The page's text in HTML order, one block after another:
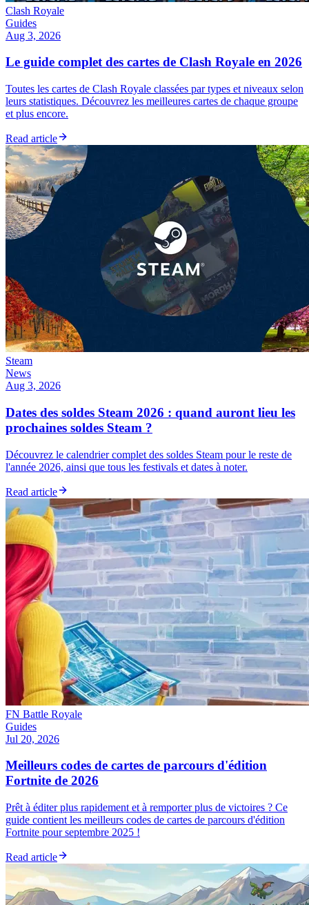
Clash Royale
Guides
Aug 3, 2026
Le guide complet des cartes de Clash Royale en 2026
Toutes les cartes de Clash Royale classées par types et niveaux selon
leurs statistiques. Découvrez les meilleures cartes de chaque groupe
et plus encore.
Read article
Steam
News
Aug 3, 2026
Dates des soldes Steam 2026 : quand auront lieu les
prochaines soldes Steam ?
Découvrez le calendrier complet des soldes Steam pour le reste de
l'année 2026, ainsi que tous les festivals et dates à noter.
Read article
FN Battle Royale
Guides
Jul 20, 2026
Meilleurs codes de cartes de parcours d'édition
Fortnite de 2026
Prêt à éditer plus rapidement et à remporter plus de victoires ? Ce
guide contient les meilleurs codes de cartes de parcours d'édition
Fortnite pour septembre 2025 !
Read article